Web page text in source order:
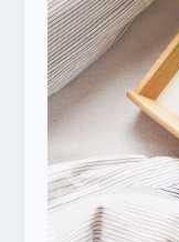
jours, la
influencée
il y a
n’existaient